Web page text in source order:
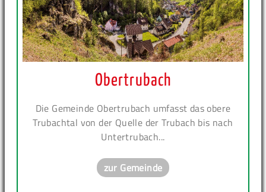
Obertrubach
Die Gemeinde Obertrubach umfasst das obere
Trubachtal von der Quelle der Trubach bis nach
Untertrubach...
zur Gemeinde